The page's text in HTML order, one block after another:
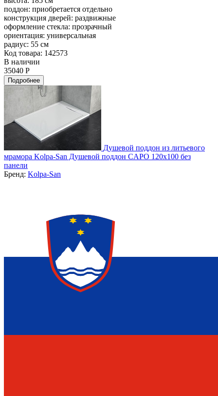
поддон: приобретается отдельно
конструкция дверей: раздвижные
оформление стекла: прозрачный
ориентация: универсальная
радиус: 55 см
Код товара: 142573
В наличии
35040 Р
Подробнее
Душевой поддон из литьевого
мрамора Kolpa-San Душевой поддон CAPO 120x100 без
панели
Бренд: Kolpa-San